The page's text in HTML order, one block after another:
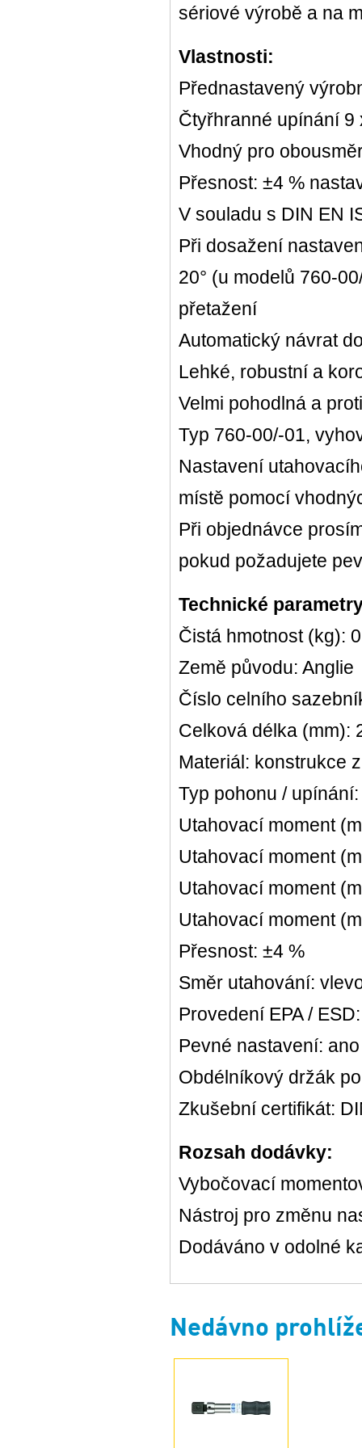
sériové výrobě a na
Vlastnosti:
Přednastavený
Čtyřhranné upínání 9
Vhodný pro
Přesnost: ±4 %
V souladu s DIN EN
Při dosažení
20° (u modelů 760-
přetažení
Automatický návrat
Lehké, robustní a
Velmi pohodlná a
Typ 760-00/-01,
Nastavení
místě pomocí
Při objednávce
pokud požadujete
Technické
Čistá hmotnost (kg):
Země původu: Anglie
Číslo celního
Celková délka (mm):
Materiál: konstrukce
Typ pohonu /
Utahovací moment
Utahovací moment
Utahovací moment
Utahovací moment
Přesnost: ±4 %
Směr utahování:
Provedení EPA /
Pevné nastavení: ano
Obdélníkový držák
Zkušební certifikát:
Rozsah dodávky:
Vybočovací
Nástroj pro změnu
Dodáváno v odolné
Nedávno